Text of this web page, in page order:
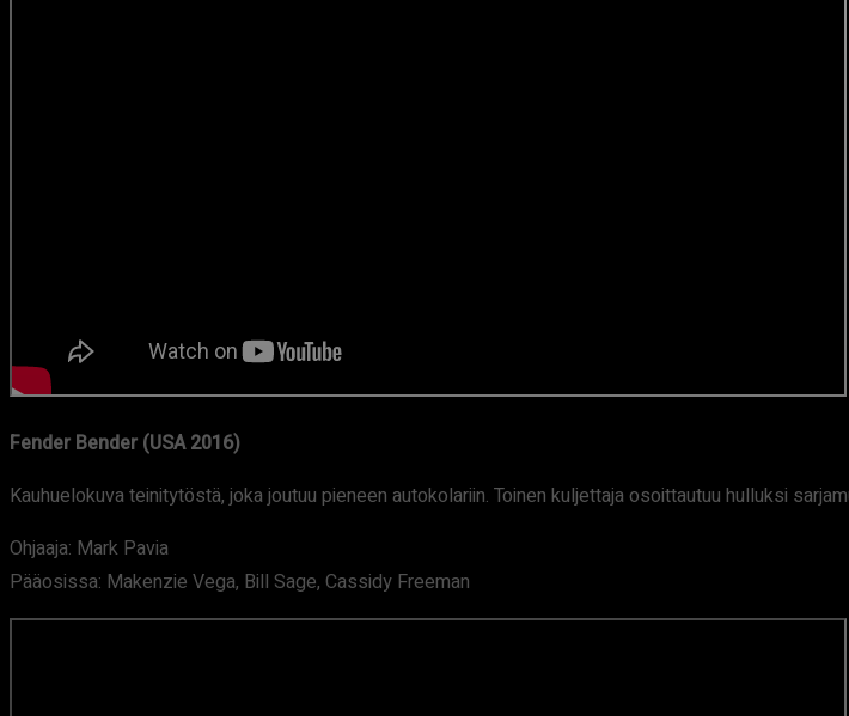
Fender Bender (USA 2016)
Kauhuelokuva teinitytöstä, joka joutuu pieneen autokolariin. Toinen kuljettaja osoittautuu hulluksi
Ohjaaja: Mark Pavia
Pääosissa: Makenzie Vega, Bill Sage, Cassidy Freeman